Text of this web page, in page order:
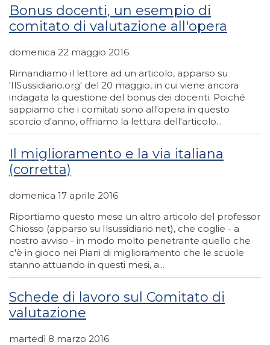
Bonus docenti, un esempio di
comitato di valutazione all'opera
domenica 22 maggio 2016
Rimandiamo il lettore ad un articolo, apparso su
'IlSussidiario.org' del 20 maggio, in cui viene ancora
indagata la questione del bonus dei docenti. Poiché
sappiamo che i comitati sono all'opera in questo
scorcio d'anno, offriamo la lettura dell'articolo...
Il miglioramento e la via italiana
(corretta)
domenica 17 aprile 2016
Riportiamo questo mese un altro articolo del professor
Chiosso (apparso su Ilsussidiario.net), che coglie - a
nostro avviso - in modo molto penetrante quello che
c'è in gioco nei Piani di miglioramento che le scuole
stanno attuando in questi mesi, a...
Schede di lavoro sul Comitato di
valutazione
martedì 8 marzo 2016